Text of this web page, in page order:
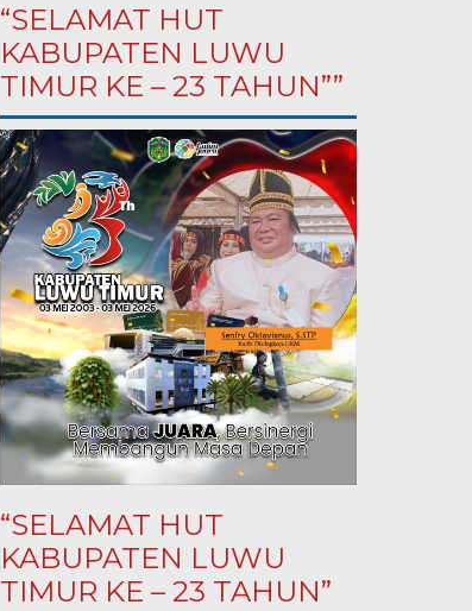
“SELAMAT HUT
KABUPATEN LUWU
TIMUR KE – 23 TAHUN””
“SELAMAT HUT
KABUPATEN LUWU
TIMUR KE – 23 TAHUN”